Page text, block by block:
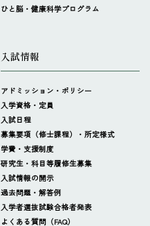
ひと脳・健康科学プログラム
入試情報
アドミッション・ポリシー
入学資格・定員
入試日程
募集要項（修士課程）・所定様式
学費・支援制度
研究生・科目等履修生募集
入試情報の開示
過去問題・解答例
入学者選抜試験合格者発表
よくある質問（FAQ）